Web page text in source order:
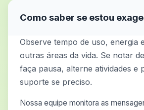
Como saber se estou
Observe tempo de uso, energia
outras áreas da vida. Se notar
faça pausa, alterne atividades e
suporte se preciso.
Nossa equipe monitora as